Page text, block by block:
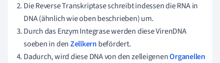
Die Reverse Transkriptase schreibt indessen die RNA in
DNA (ähnlich wie oben beschrieben) um.
Durch das Enzym Integrase werden diese VirenDNA
soeben in denZellkern befördert.
Dadurch, wird diese DNA von den zelleigenenOrganellen